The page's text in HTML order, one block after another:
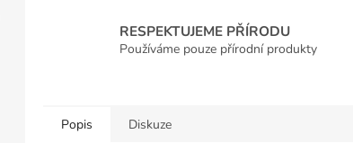
RESPEKTUJEME PŘÍRODU
Používáme pouze přírodní produkty
Popis Diskuze